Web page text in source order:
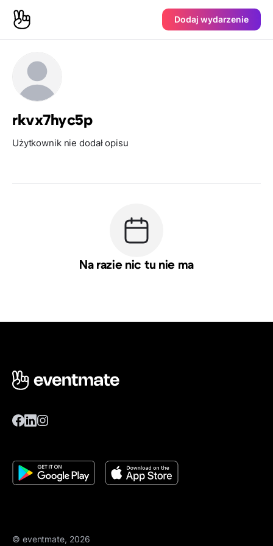
Dodaj wydarzenie
rkvx7hyc5p
Użytkownik nie dodał opisu
Na razie nic tu nie ma
© eventmate, 2026